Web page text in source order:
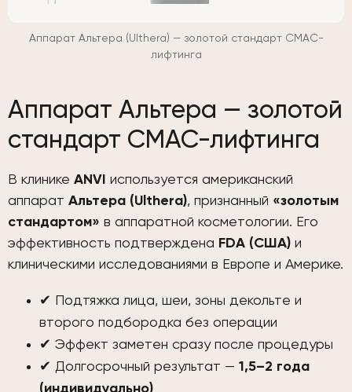
Аппарат Альтера (Ulthera) — золотой стандарт СМАС-
лифтинга
Аппарат Альтера — золотой
стандарт СМАС-лифтинга
В клинике ANVI используется американский
аппарат Альтера (Ulthera), признанный «золотым
стандартом» в аппаратной косметологии. Его
эффективность подтверждена FDA (США) и
клиническими исследованиями в Европе и Америке.
✔ Подтяжка лица, шеи, зоны декольте и
второго подбородка без операции
✔ Эффект заметен сразу после процедуры
✔ Долгосрочный результат — 1,5–2 года
(индивидуально)